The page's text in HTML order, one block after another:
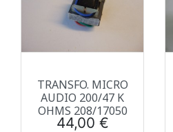
TRANSFO. MICRO
AUDIO 200/47 K
OHMS 208/17050
Prix
44,00 €